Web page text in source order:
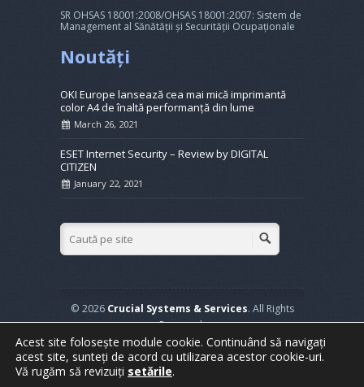
SR OHSAS 18001:2008/OHSAS 18001:2007: Sistem de
Management al Sănătății și Securității Ocupaționale
Noutăți
OKI Europe lansează cea mai mică imprimantă
color A4 de înaltă performanță din lume
March 26, 2021
ESET Internet Security – Review by DIGITAL
CITIZEN
January 22, 2021
© 2026 Crucial Systems & Services. All Rights
Reserved.
Powered byWordPress. Created byMuffin group
Home Soluții Business
Acest site folosește module cookie. Continuând să navigați
acest site, sunteți de acord cu utilizarea acestor cookie-uri.
Vă rugăm să revizuiți setările.